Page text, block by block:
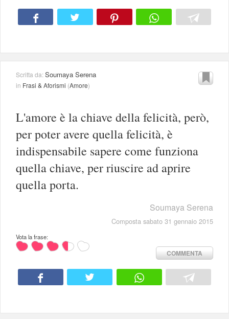
Scritta da:Soumaya Serena
in Frasi & Aforismi (Amore)
L'amore è la chiave della felicità, però,
per poter avere quella felicità, è
indispensabile sapere come funziona
quella chiave, per riuscire ad aprire
quella porta.
Soumaya Serena
Composta sabato 31 gennaio 2015
Vota la frase:
COMMENTA